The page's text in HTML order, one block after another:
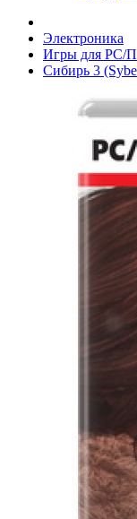
Электроника
Игры для PC/
Сибирь 3